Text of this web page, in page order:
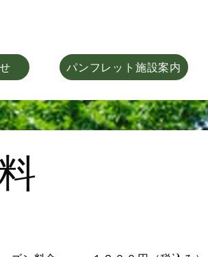
パンフレット施設案内